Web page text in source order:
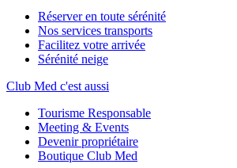
Réserver en toute sérénité
Nos services transports
Facilitez votre arrivée
Sérénité neige
Club Med c'est aussi
Tourisme Responsable
Meeting & Events
Devenir propriétaire
Boutique Club Med